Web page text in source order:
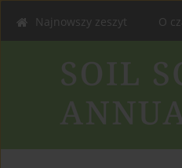
Najnowszy zeszyt O